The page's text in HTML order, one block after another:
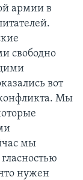
армии в
свободно
вот
Мы
мы
нужен